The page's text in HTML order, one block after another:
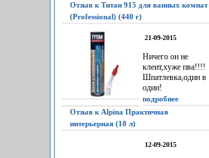
Отзыв к Титан 915 для ванных комнат
(Professional) (440 г)
21-09-2015
Ничего он не
клеит,хуже пва!!!!
Шпатлевка,один в
один!
подробнее
Отзыв к Alpina Практичная
интерьерная (10 л)
12-09-2015